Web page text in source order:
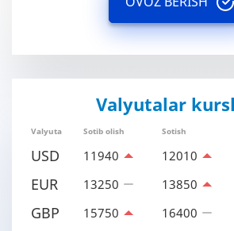
Valyutalar
Valyuta Sotib olish Sotish
USD 11940 12010
EUR 13250 13850
GBP 15750 16400